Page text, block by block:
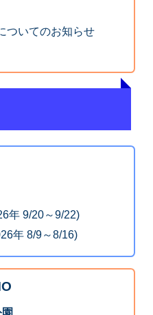
ついてのお知らせ
年 9/20～9/22)
年 8/9～8/16)